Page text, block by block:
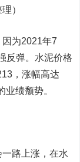
）
为2021年7
反弹。水泥价格
，涨幅高达
绩颓势。
路上涨，在水